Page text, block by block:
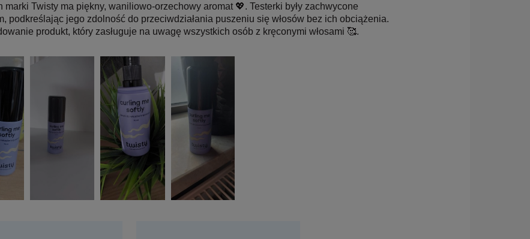
marki Twisty ma piękny, waniliowo-orzechowy aromat 💖. Testerki były zachwycone
podkreślając jego zdolność do przeciwdziałania puszeniu się włosów bez ich obciążenia.
produkt, który zasługuje na uwagę wszystkich osób z kręconymi włosami 🥰.